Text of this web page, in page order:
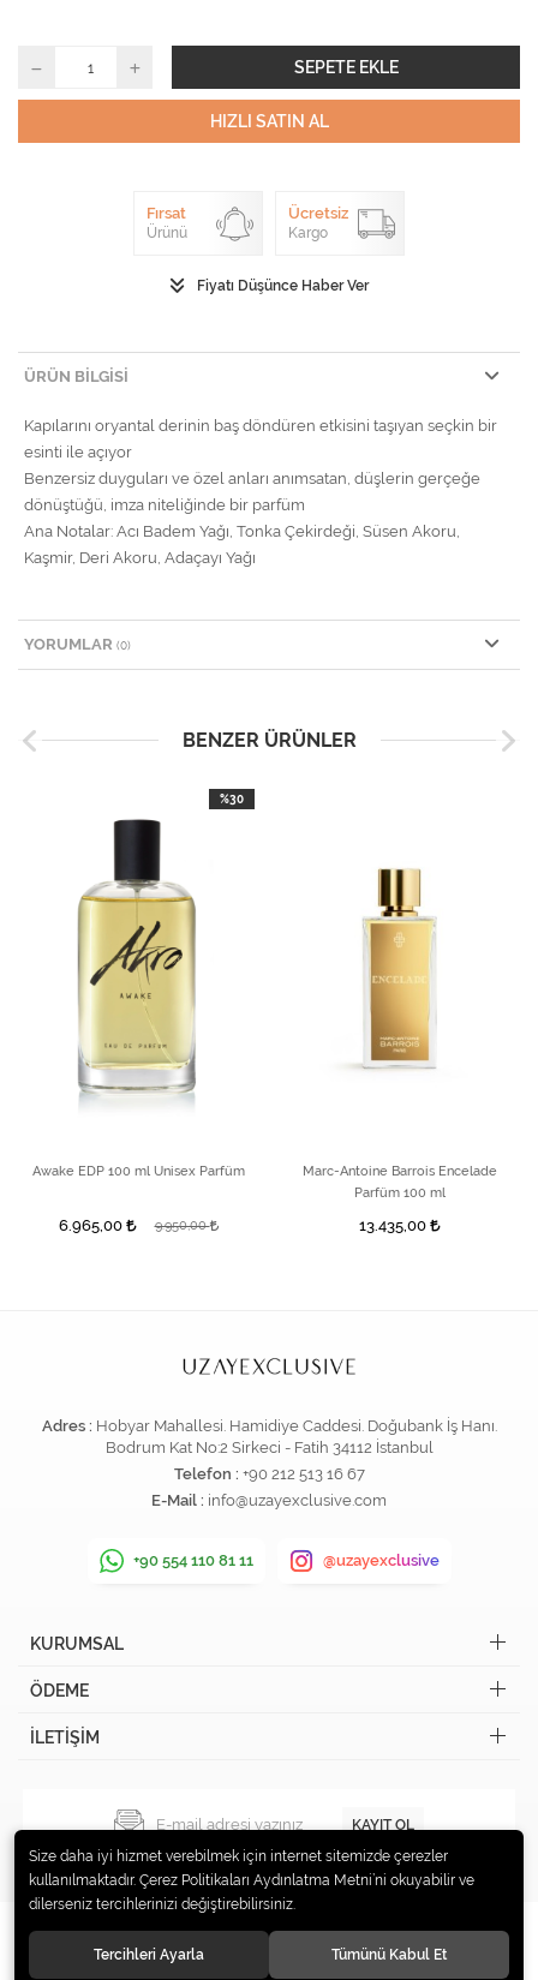
SEPETE EKLE
HIZLI SATIN AL
Fırsat
Ürünü
Ücretsiz
Kargo
Fiyatı Düşünce Haber Ver
ÜRÜN BILGISI
Kapılarını oryantal derinin baş döndüren etkisini taşıyan seçkin bir
esinti ile açıyor
Benzersiz duyguları ve özel anları anımsatan, düşlerin gerçeğe
dönüştüğü, imza niteliğinde bir parfüm
Ana Notalar: Acı Badem Yağı, Tonka Çekirdeği, Süsen Akoru,
Kaşmir, Deri Akoru, Adaçayı Yağı
YORUMLAR (0)
BENZER ÜRÜNLER
Awake EDP 100 ml Unisex Parfüm
6.965,00 9.950,00
%30
Marc-Antoine Barrois Encelade
Parfüm 100 ml
13.435,00
Adres : Hobyar Mahallesi. Hamidiye Caddesi. Doğubank İş Hanı.
Bodrum Kat No:2 Sirkeci - Fatih 34112 İstanbul
Telefon : +90 212 513 16 67
E-Mail : info@uzayexclusive.com
+90 554 110 81 11 @uzayexclusive
KURUMSAL
ÖDEME
İLETİŞİM
KAYIT OL
Size daha iyi hizmet verebilmek için internet sitemizde çerezler
kullanılmaktadır. Çerez Politikaları Aydınlatma Metni’ni okuyabilir ve
dilerseniz tercihlerinizi değiştirebilirsiniz.
Tercihleri Ayarla Tümünü Kabul Et